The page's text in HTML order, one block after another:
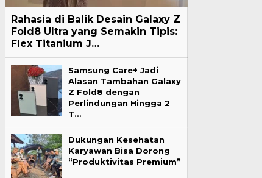
Rahasia di Balik Desain Galaxy Z
Fold8 Ultra yang Semakin Tipis:
Flex Titanium J…
Samsung Care+ Jadi
Alasan Tambahan Galaxy
Z Fold8 dengan
Perlindungan Hingga 2
T…
Dukungan Kesehatan
Karyawan Bisa Dorong
“Produktivitas Premium”